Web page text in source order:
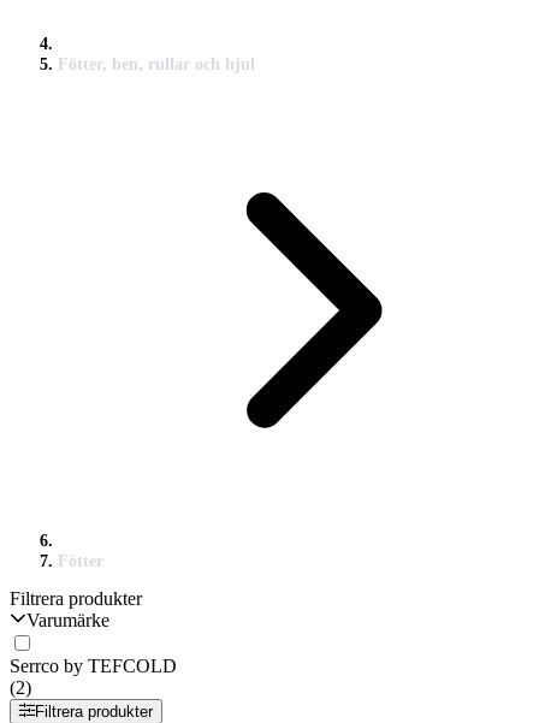
Fötter, ben, rullar och hjul
Fötter
Filtrera produkter
Varumärke
Serrco by TEFCOLD
(2)
Filtrera produkter